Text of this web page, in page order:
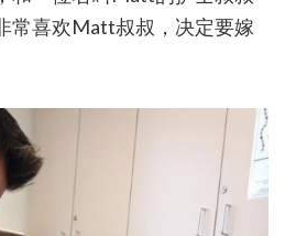
常喜欢Matt叔叔，决定要嫁